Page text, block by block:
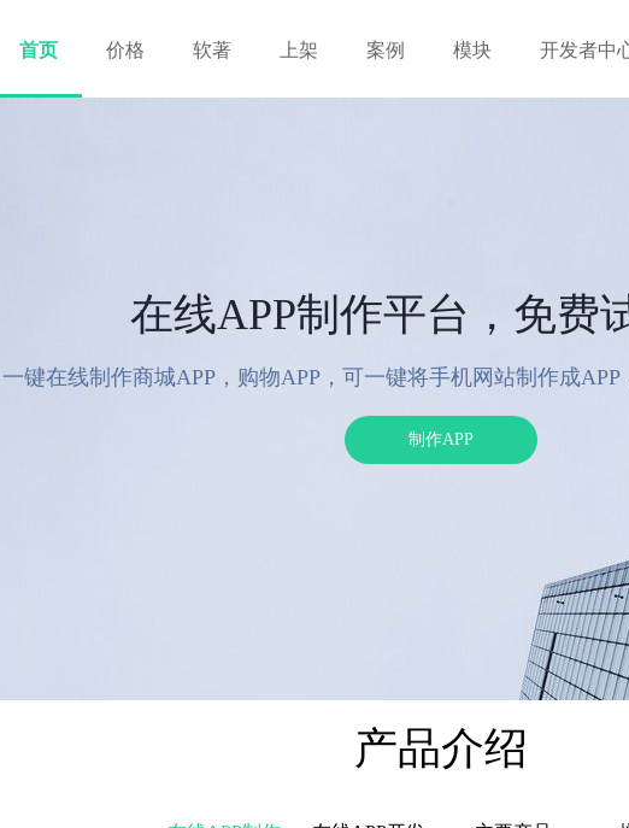
首页 价格 软著 上架 案例 模块 开发者中
在线APP制作平台，免费
一键在线制作商城APP，购物APP，可一键将手机网站制作成APP
制作APP
产品介绍